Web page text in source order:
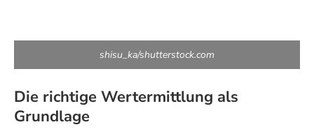
shisu_ka/shutterstock.com
Die richtige Wertermittlung als
Grundlage